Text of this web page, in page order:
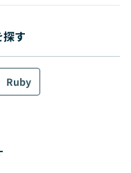
す
Ruby